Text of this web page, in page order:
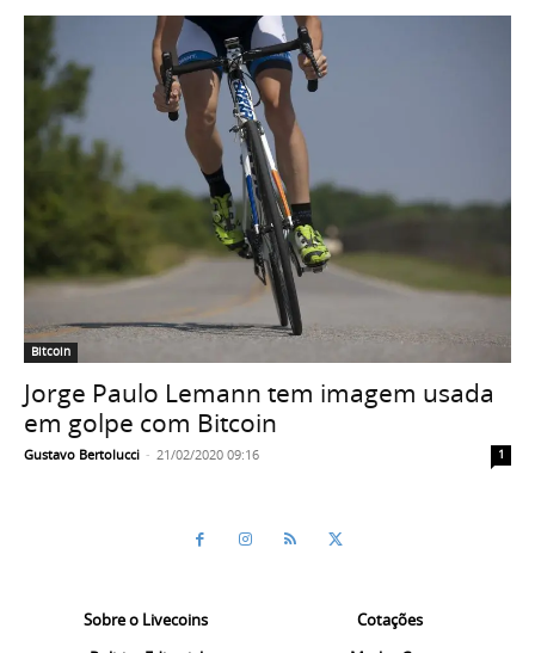
Bitcoin
Jorge Paulo Lemann tem imagem usada
em golpe com Bitcoin
Gustavo Bertolucci - 21/02/2020 09:16 1
Sobre o Livecoins
Cotações